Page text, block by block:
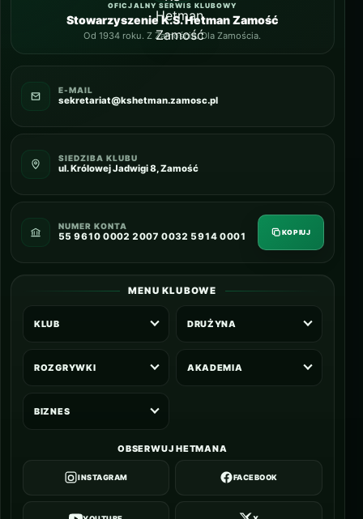
OFICJALNY SERWIS KLUBOWY
Stowarzyszenie K.S. Hetman Zamość
Od 1934 roku. Z Zamościa. Dla Zamościa.
E-MAIL
sekretariat@kshetman.zamosc.pl
SIEDZIBA KLUBU
ul. Królowej Jadwigi 8, Zamość
NUMER KONTA
55 9610 0002 2007 0032 5914 0001 KOPIUJ
MENU KLUBOWE
KLUB DRUŻYNA
ROZGRYWKI AKADEMIA
BIZNES
OBSERWUJ HETMANA
INSTAGRAM FACEBOOK